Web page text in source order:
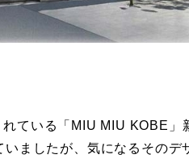
ている「MIU MIU KOBE」
ましたが、気になるそのデ